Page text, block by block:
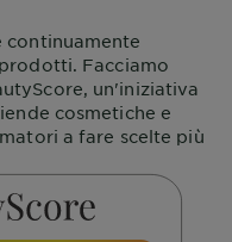
Facciamo
, un'iniziativa
cosmetiche e
a fare scelte più